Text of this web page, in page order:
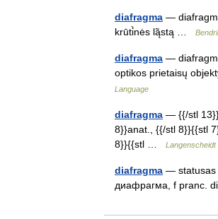
diafragma —
krūti̇̀nės lą̃stą …
diafragma —
optikos prietaisų
Language
diafragma — {{/stl
8}}anat., {{/stl 8}}{{stl
8}}{{stl …
diafragma — statusas
диафрагма, f pranc.